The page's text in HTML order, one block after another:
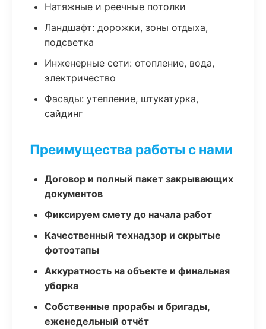
Натяжные и реечные потолки
Ландшафт: дорожки, зоны отдыха,
подсветка
Инженерные сети: отопление, вода,
электричество
Фасады: утепление, штукатурка,
сайдинг
Преимущества работы с нами
Договор и полный пакет закрывающих
документов
Фиксируем смету до начала работ
Качественный технадзор и скрытые
фотоэтапы
Аккуратность на объекте и финальная
уборка
Собственные прорабы и бригады,
еженедельный отчёт